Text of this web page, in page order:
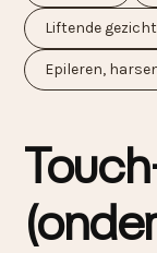
Liftende
Epileren,